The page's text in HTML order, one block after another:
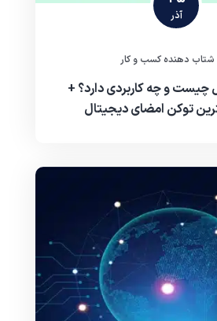
آذر
شتاب دهنده کسب و کار
چیست و چه کاربردی دارد؟ +
توکن امضای دیجیتال